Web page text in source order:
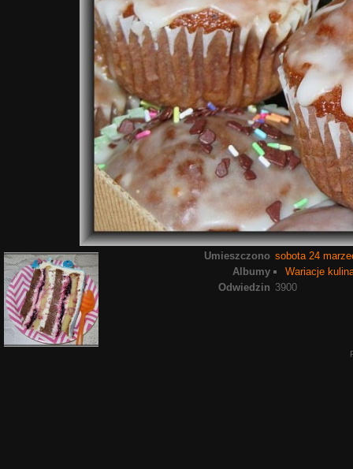
Umieszczono sobota 24
Albumy
Wariacje
Odwiedzin 3900